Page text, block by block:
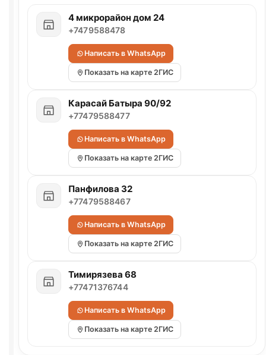
4 микрорайон дом 24
+7479588478
Написать в WhatsApp
Показать на карте 2ГИС
Карасай Батыра 90/92
+77479588477
Написать в WhatsApp
Показать на карте 2ГИС
Панфилова 32
+77479588467
Написать в WhatsApp
Показать на карте 2ГИС
Тимирязева 68
+77471376744
Написать в WhatsApp
Показать на карте 2ГИС